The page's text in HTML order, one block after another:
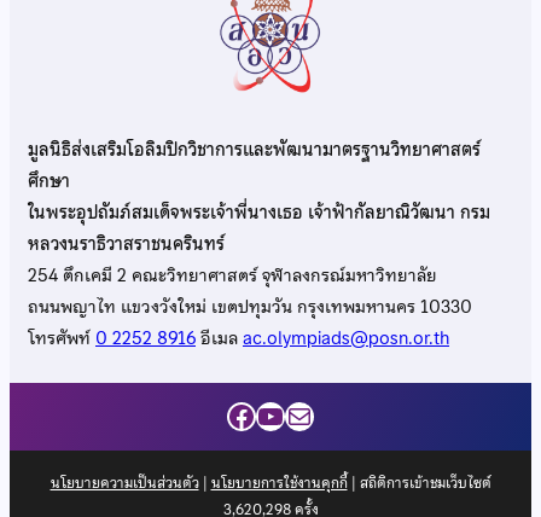
มูลนิธิส่งเสริมโอลิมปิกวิชาการและพัฒนามาตรฐานวิทยาศาสตร์
ศึกษา
ในพระอุปถัมภ์สมเด็จพระเจ้าพี่นางเธอ เจ้าฟ้ากัลยาณิวัฒนา กรม
หลวงนราธิวาสราชนครินทร์
254 ตึกเคมี 2 คณะวิทยาศาสตร์ จุฬาลงกรณ์มหาวิทยาลัย
ถนนพญาไท แขวงวังใหม่ เขตปทุมวัน กรุงเทพมหานคร 10330
โทรศัพท์0 2252 8916อีเมลac.olympiads@posn.or.th
Facebook
YouTube
Mail
นโยบายความเป็นส่วนตัว| นโยบายการใช้งานคุกกี้| สถิติการเข้าชมเว็บไซต์
3,620,298ครั้ง